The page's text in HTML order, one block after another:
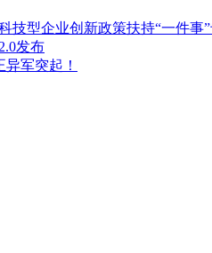
技型企业创新政策扶持“一件事
发布
军突起！